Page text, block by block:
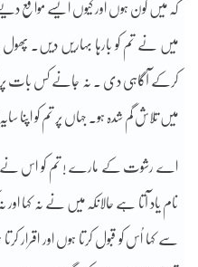
کہ میں کون ہوں اور کیوں ایسے مواقع
میں نے تم کو بارہا بہاریں دیں۔
کرکے آگاہی دی ۔ نہ جانے کس بات پر
میں تلاش گم شدہ ہو۔ جہاں پر تم کو اپنا
اے رشوت کے مارے ! تم کو اس نے
نام یاد آتا ہے حالانکہ میں نے نہ کہا
سے کہا اُس کو قبول کرتا ہوں اور